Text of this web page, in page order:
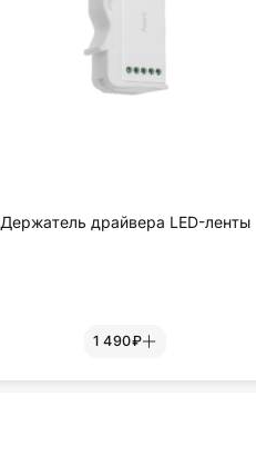
Держатель драйвера LED-ленты
1 490₽